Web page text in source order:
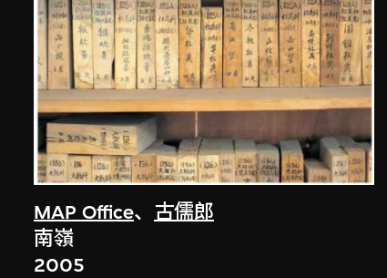
MAP Office、 古儒郎
南嶺
2005